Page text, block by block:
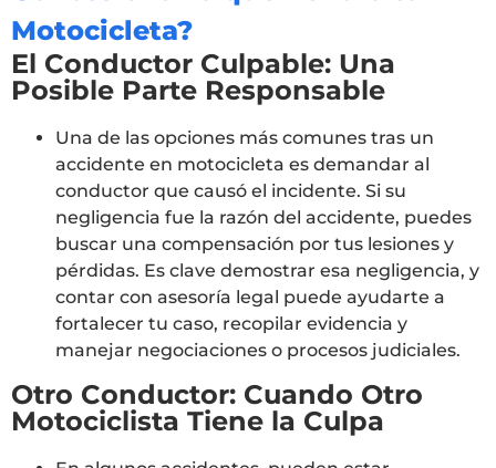
Motocicleta?
El Conductor Culpable: Una
Posible Parte Responsable
Una de las opciones más comunes tras un
accidente en motocicleta es demandar al
conductor que causó el incidente. Si su
negligencia fue la razón del accidente, puedes
buscar una compensación por tus lesiones y
pérdidas. Es clave demostrar esa negligencia, y
contar con asesoría legal puede ayudarte a
fortalecer tu caso, recopilar evidencia y
manejar negociaciones o procesos judiciales.
Otro Conductor: Cuando Otro
Motociclista Tiene la Culpa